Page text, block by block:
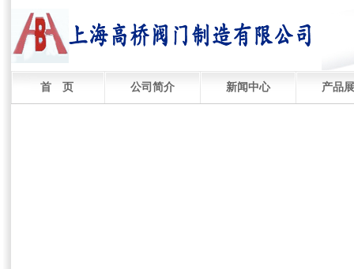
首 页 公司简介 新闻中心 产品